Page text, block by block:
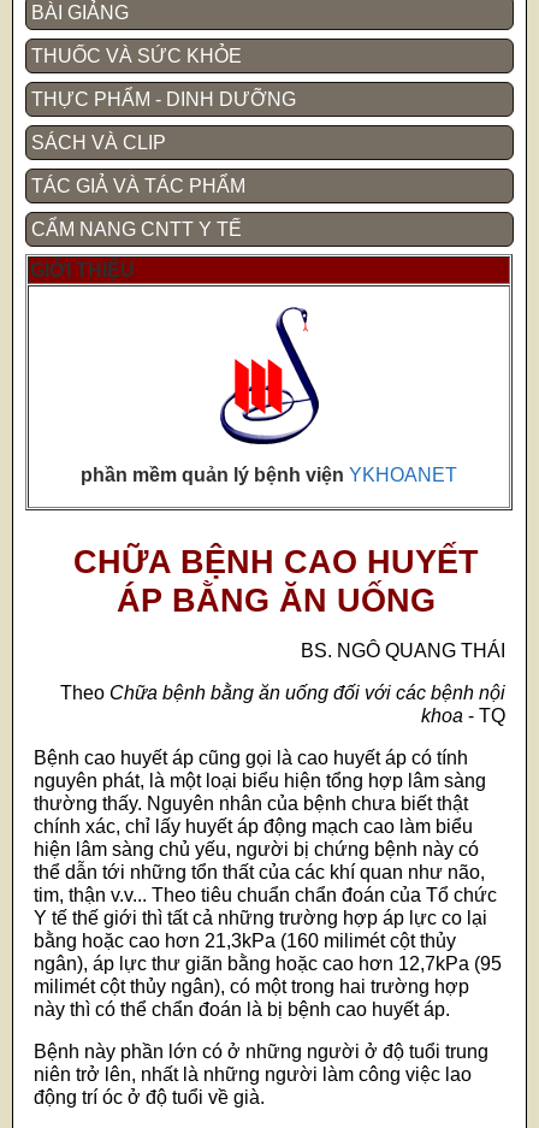
BÀI GIẢNG
THUỐC VÀ SỨC KHỎE
THỰC PHẨM - DINH DƯỠNG
SÁCH VÀ CLIP
TÁC GIẢ VÀ TÁC PHẨM
CẨM NANG CNTT Y TẾ
GIỚI THIỆU
phần mềm quản lý bệnh việnYKHOANET
CHỮA BỆNH CAO HUYẾT
ÁP BẰNG ĂN UỐNG
BS. NGÔ QUANG THÁI
Theo Chữa bệnh bằng ăn uống đối với các bệnh nội
khoa - TQ
Bệnh cao huyết áp cũng gọi là cao huyết áp có tính
nguyên phát, là một loại biểu hiện tổng hợp lâm sàng
thường thấy. Nguyên nhân của bệnh chưa biết thật
chính xác, chỉ lấy huyết áp động mạch cao làm biểu
hiện lâm sàng chủ yếu, người bị chứng bệnh này có
thể dẫn tới những tổn thất của các khí quan như não,
tim, thận v.v... Theo tiêu chuẩn chẩn đoán của Tổ chức
Y tế thế giới thì tất cả những trường hợp áp lực co lại
bằng hoặc cao hơn 21,3kPa (160 milimét cột thủy
ngân), áp lực thư giãn bằng hoặc cao hơn 12,7kPa (95
milimét cột thủy ngân), có một trong hai trường hợp
này thì có thể chẩn đoán là bị bệnh cao huyết áp.
Bệnh này phần lớn có ở những người ở độ tuổi trung
niên trở lên, nhất là những người làm công việc lao
động trí óc ở độ tuổi về già.